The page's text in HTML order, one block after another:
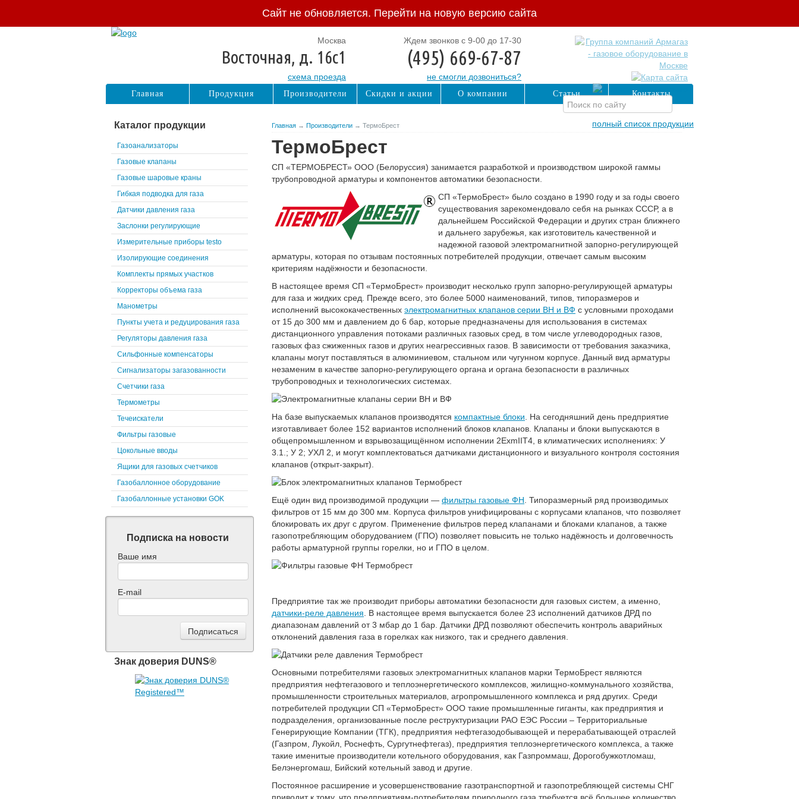
Сайт не обновляется. Перейти на новую версию сайта
Главная → Производители → ТермоБрест
ТермоБрест
СП «ТЕРМОБРЕСТ» ООО (Белоруссия) занимается разработкой и производством широкой гаммы
трубопроводной арматуры и компонентов автоматики безопасности.
СП «ТермоБрест» было создано в 1990 году и за годы своего
существования зарекомендовало себя на рынках СССР, а в
дальнейшем Российской Федерации и других стран ближнего
и дальнего зарубежья, как изготовитель качественной и
надежной газовой электромагнитной запорно-регулирующей
арматуры, которая по отзывам постоянных потребителей продукции, отвечает самым высоким
критериям надёжности и безопасности.
В настоящее время СП «ТермоБрест» производит несколько групп запорно-регулирующей арматуры
для газа и жидких сред. Прежде всего, это более 5000 наименований, типов, типоразмеров и
исполнений высококачественных электромагнитных клапанов серии ВН и ВФ с условными проходами
от 15 до 300 мм и давлением до 6 бар, которые предназначены для использования в системах
дистанционного управления потоками различных газовых сред, в том числе углеводородных газов,
газовых фаз сжиженных газов и других неагрессивных газов. В зависимости от требования заказчика,
клапаны могут поставляться в алюминиевом, стальном или чугунном корпусе. Данный вид арматуры
незаменим в качестве запорно-регулирующего органа и органа безопасности в различных
трубопроводных и технологических системах.
На базе выпускаемых клапанов производятся компактные блоки . На сегодняшний день предприятие
изготавливает более 152 вариантов исполнений блоков клапанов. Клапаны и блоки выпускаются в
общепромышленном и взрывозащищённом исполнении 2ExmIIT4, в климатических исполнениях: У
3.1.; У 2; УХЛ 2, и могут комплектоваться датчиками дистанционного и визуального контроля состояния
клапанов (открыт-закрыт).
Ещё один вид производимой продукции — фильтры газовые ФН . Типоразмерный ряд производимых
фильтров от 15 мм до 300 мм. Корпуса фильтров унифицированы с корпусами клапанов, что позволяет
блокировать их друг с другом. Применение фильтров перед клапанами и блоками клапанов, а также
газопотребляющим оборудованием (ГПО) позволяет повысить не только надёжность и долговечность
работы арматурной группы горелки, но и ГПО в целом.
Предприятие так же производит приборы автоматики безопасности для газовых систем, а именно,
датчики-реле давления . В настоящее время выпускается более 23 исполнений датчиков ДРД по
диапазонам давлений от 3 мбар до 1 бар. Датчики ДРД позволяют обеспечить контроль аварийных
отклонений давления газа в горелках как низкого, так и среднего давления.
Основными потребителями газовых электромагнитных клапанов марки ТермоБрест являются
предприятия нефтегазового и теплоэнергетического комплексов, жилищно-коммунального хозяйства,
промышленности строительных материалов, агропромышленного комплекса и ряд других. Среди
потребителей продукции СП «ТермоБрест» ООО такие промышленные гиганты, как предприятия и
подразделения, организованные после реструктуризации РАО ЕЭС России – Территориальные
Генерирующие Компании (ТГК), предприятия нефтегазодобывающей и перерабатывающей отраслей
(Газпром, Лукойл, Роснефть, Сургутнефтегаз), предприятия теплоэнергетического комплекса, а также
такие именитые производители котельного оборудования, как Газпроммаш, Дорогобужкотломаш,
Белэнергомаш, Бийский котельный завод и другие.
Постоянное расширение и усовершенствование газотранспортной и газопотребляющей системы СНГ
Каталог продукции
Газоанализаторы
Газовые клапаны
Газовые шаровые краны
Гибкая подводка для газа
Датчики давления газа
Заслонки регулирующие
Измерительные приборы testo
Изолирующие соединения
Комплекты прямых участков
Корректоры объема газа
Манометры
Пункты учета и редуцирования газа
Регуляторы давления газа
Сильфонные компенсаторы
Сигнализаторы загазованности
Счетчики газа
Термометры
Течеискатели
Фильтры газовые
Цокольные вводы
Ящики для газовых счетчиков
Газобаллонное оборудование
Газобаллонные установки GOK
Подписка на новости
Ваше имя
E-mail
Знак доверия DUNS®
Москва
Восточная, д. 16с1
схема проезда
Ждем звонков с 9-00 до 17-30
(495) 669-67-87
не смогли дозвониться?
полный список продукции
Главная Продукция Производители Скидки и акции О компании Статьи Контакты